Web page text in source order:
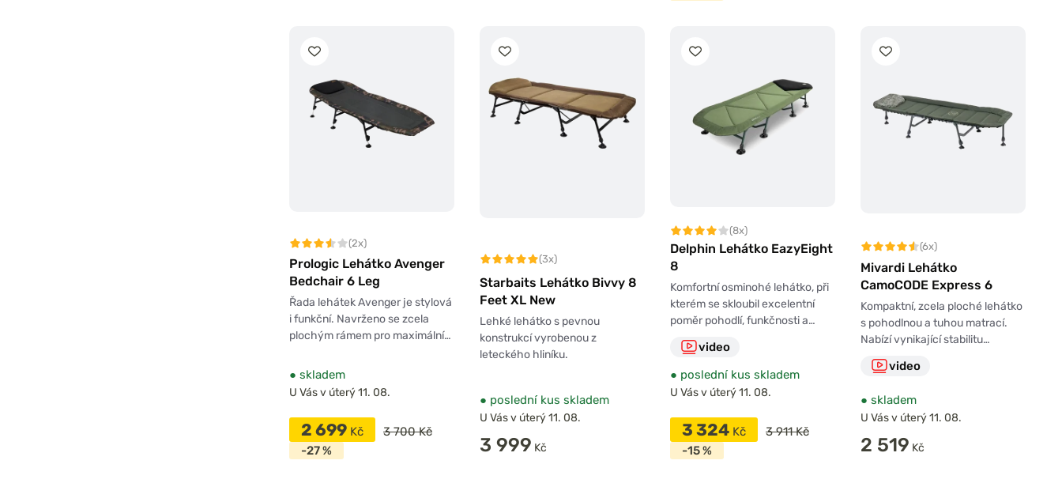
(2x)
Prologic Lehátko Avenger
Bedchair 6 Leg
Řada lehátek Avenger je stylová
i funkční. Navrženo se zcela
plochým rámem pro maximální…
● skladem
U Vás v úterý 11. 08.
2 699 Kč
3 700 Kč
-27 %
(3x)
Starbaits Lehátko Bivvy 8
Feet XL New
Lehké lehátko s pevnou
konstrukcí vyrobenou z
leteckého hliníku.
● poslední kus skladem
U Vás v úterý 11. 08.
3 999 Kč
(8x)
Delphin Lehátko EazyEight
8
Komfortní osminohé lehátko, při
kterém se skloubil excelentní
poměr pohodlí, funkčnosti a…
video
● poslední kus skladem
U Vás v úterý 11. 08.
3 324 Kč
3 911 Kč
-15 %
(6x)
Mivardi Lehátko
CamoCODE Express 6
Kompaktní, zcela ploché lehátko
s pohodlnou a tuhou matrací.
Nabízí vynikající stabilitu…
video
● skladem
U Vás v úterý 11. 08.
2 519 Kč